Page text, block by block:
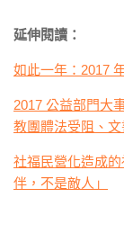
延伸閱讀：
如此一年：2017
2017 公益部門大
教團體法受阻、
社福民營化造成
伴，不是敵人」